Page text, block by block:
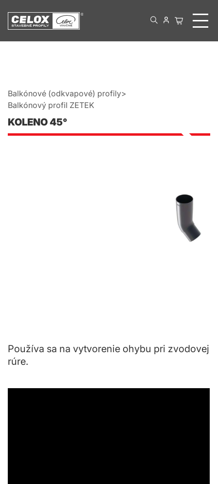
Balkónové (odkvapové) profily
Balkónový profil ZETEK
KOLENO 45°
Používa sa na vytvorenie ohybu pri zvodovej
rúre.